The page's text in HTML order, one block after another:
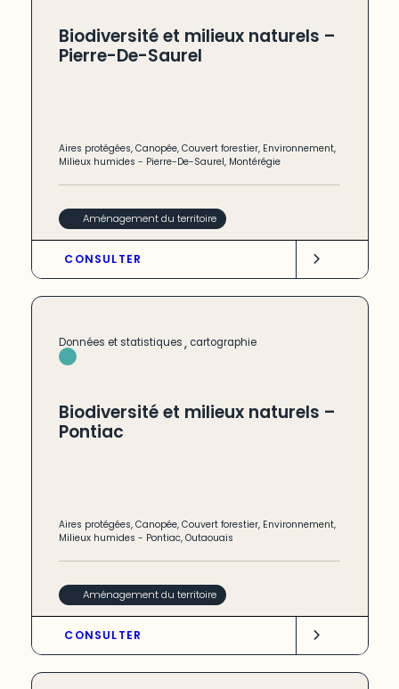
Biodiversité et milieux naturels –
Pierre-De-Saurel
Aires protégées,Canopée,Couvert forestier, Environnement,
Milieux humides - Pierre-De-Saurel, Montérégie
Aménagement du territoire
CONSULTER
Données et statistiques, cartographie
Biodiversité et milieux naturels –
Pontiac
Aires protégées,Canopée,Couvert forestier, Environnement,
Milieux humides - Pontiac,Outaouais
Aménagement du territoire
CONSULTER